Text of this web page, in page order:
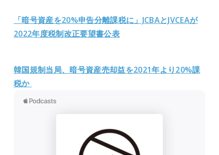
「暗号資産を20%申告分離課税に」JCBAとJVCEAが
2022年度税制改正要望書公表
韓国規制当局、暗号資産売却益を2021年より20%課
税か